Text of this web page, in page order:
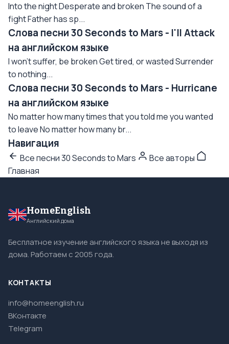
Into the night Desperate and broken The sound of a
fight Father has sp...
Слова песни 30 Seconds to Mars - I'll Attack
на английском языке
I won’t suffer, be broken Get tired, or wasted Surrender
to nothing...
Слова песни 30 Seconds to Mars - Hurricane
на английском языке
No matter how many times that you told me you wanted
to leave No matter how many br...
Навигация
Все песни 30 Seconds to Mars
Все авторы
Главная
HomeEnglish
Английский дома
Бесплатное изучение английского языка не выходя из
дома. Работаем с 2005 года.
КОНТАКТЫ
info@homeenglish.ru
ВКонтакте
Telegram